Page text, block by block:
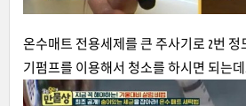
온수매트 전용세제를 큰 주사기로 2번
기펌프를 이용해서 청소를 하시면 되는